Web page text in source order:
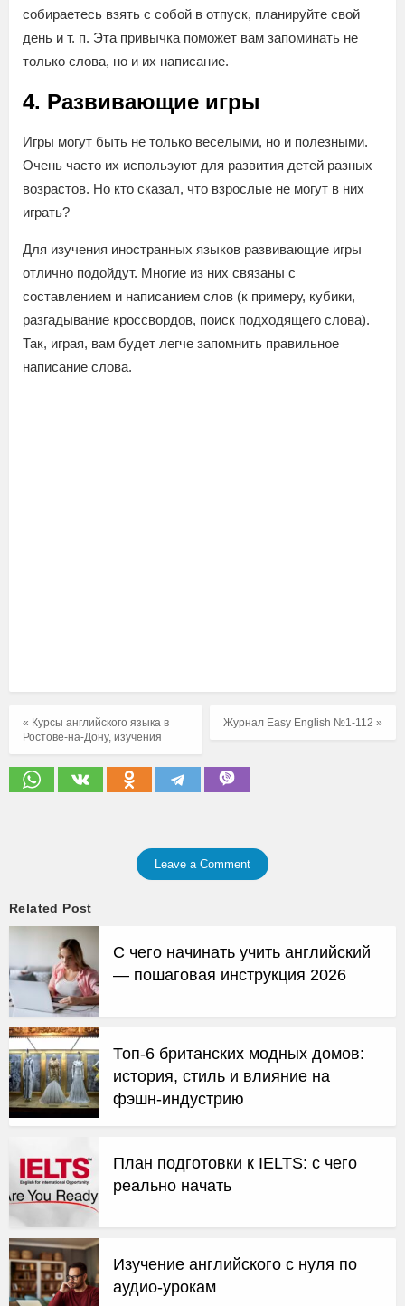
собираетесь взять с собой в отпуск, планируйте свой
день и т. п. Эта привычка поможет вам запоминать не
только слова, но и их написание.
4. Развивающие игры
Игры могут быть не только веселыми, но и полезными.
Очень часто их используют для развития детей разных
возрастов. Но кто сказал, что взрослые не могут в них
играть?
Для изучения иностранных языков развивающие игры
отлично подойдут. Многие из них связаны с
составлением и написанием слов (к примеру, кубики,
разгадывание кроссвордов, поиск подходящего слова).
Так, играя, вам будет легче запомнить правильное
написание слова.
Журнал Easy English №1-112 »
« Курсы английского языка в
Ростове-на-Дону, изучения
Leave a Comment
Related Post
С чего начинать учить английский
— пошаговая инструкция 2026
Топ-6 британских модных домов:
история, стиль и влияние на
фэшн-индустрию
План подготовки к IELTS: с чего
реально начать
Изучение английского с нуля по
аудио-урокам